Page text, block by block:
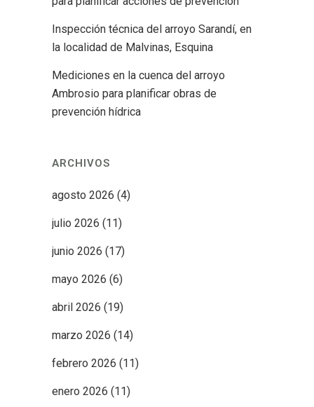
Inspección técnica del arroyo Sarandí, en
la localidad de Malvinas, Esquina
Mediciones en la cuenca del arroyo
Ambrosio para planificar obras de
prevención hídrica
ARCHIVOS
agosto 2026 (4)
julio 2026 (11)
junio 2026 (17)
mayo 2026 (6)
abril 2026 (19)
marzo 2026 (14)
febrero 2026 (11)
enero 2026 (11)